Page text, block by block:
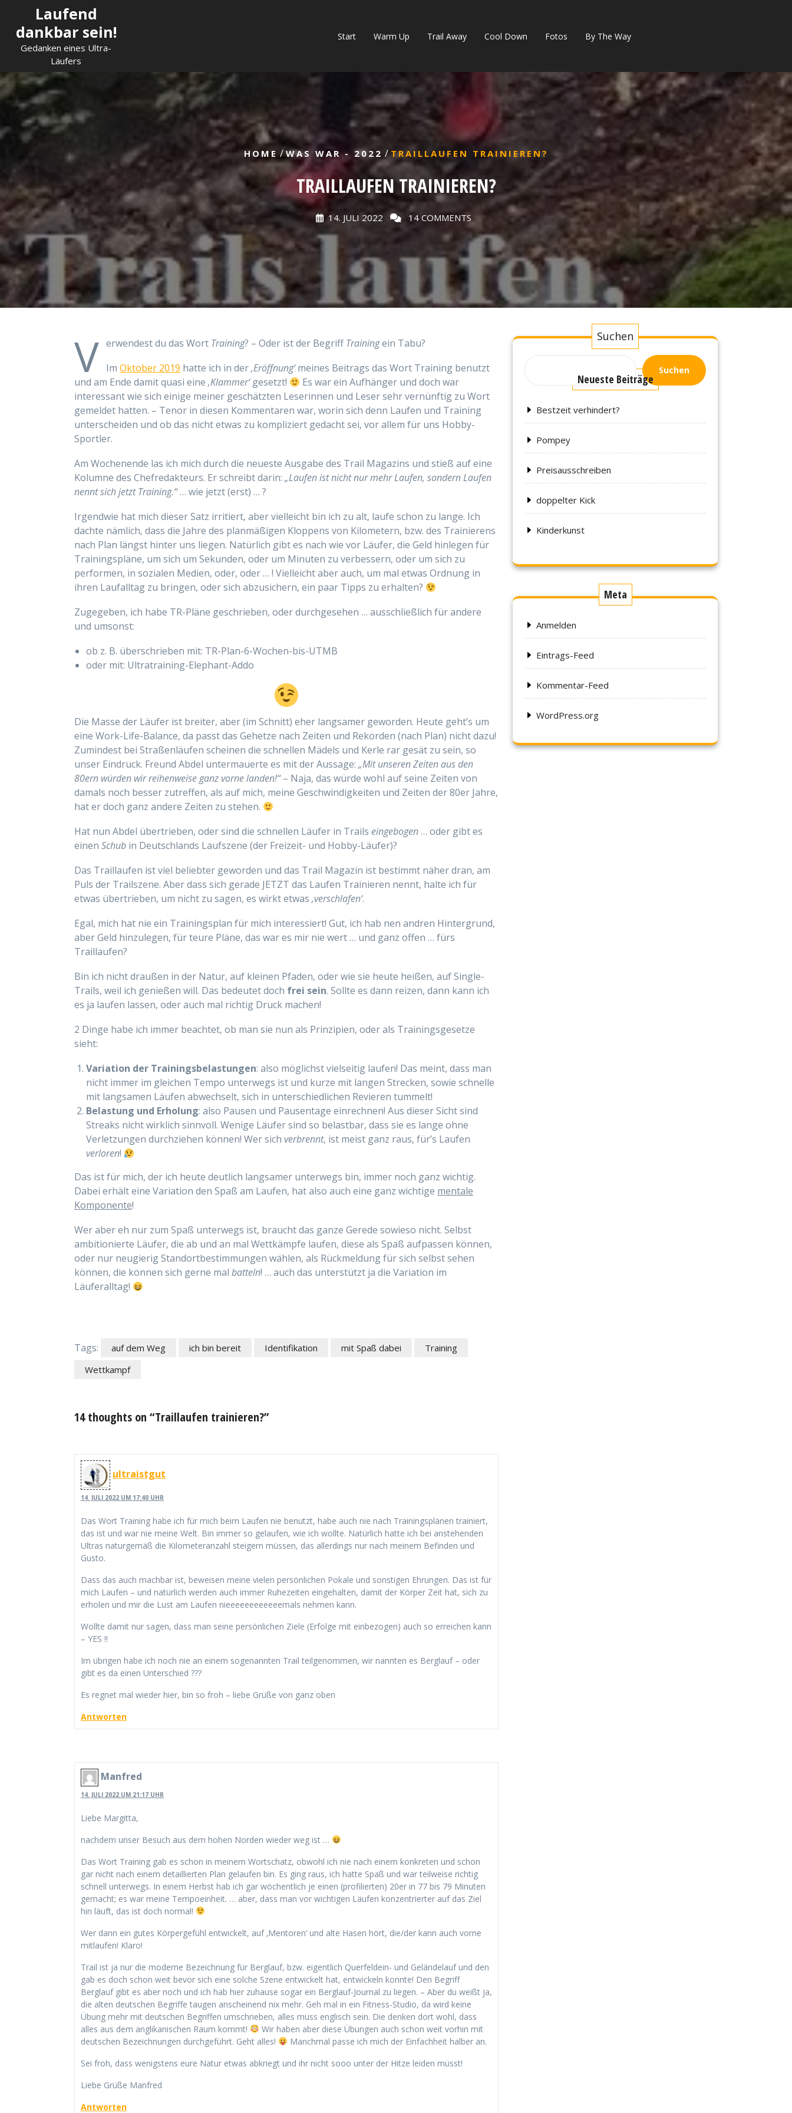
content
Laufend
dankbar sein!
Gedanken eines Ultra-
Läufers
Start Warm Up Trail Away Cool Down Fotos By The Way
HOME /WAS WAR - 2022 /TRAILLAUFEN TRAINIEREN?
TRAILLAUFEN TRAINIEREN?
14. JULI 2022 14 COMMENTS
V erwendest du das Wort Training? – Oder ist der BegriffTrainingein Tabu?
Im Oktober 2019 hatte ich in der‚Eröffnung‘meines Beitrags das Wort Training benutzt
und am Ende damit quasi eine ‚Klammer‘gesetzt!
Es war ein Aufhänger und doch war
interessant wie sich einige meiner geschätzten Leserinnen und Leser sehr vernünftig zu Wort
gemeldet hatten. – Tenor in diesen Kommentaren war, worin sich denn Laufen und Training
unterscheiden und ob das nicht etwas zu kompliziert gedacht sei, vor allem für uns Hobby-
Sportler.
Am Wochenende las ich mich durch die neueste Ausgabe des Trail Magazins und stieß auf eine
Kolumne des Chefredakteurs. Er schreibt darin: „Laufen ist nicht nur mehr Laufen, sondern Laufen
nennt sich jetzt Training.“… wie jetzt (erst) … ?
Irgendwie hat mich dieser Satz irritiert, aber vielleicht bin ich zu alt, laufe schon zu lange. Ich
dachte nämlich, dass die Jahre des planmäßigen Kloppens von Kilometern, bzw. des Trainierens
nach Plan längst hinter uns liegen. Natürlich gibt es nach wie vor Läufer, die Geld hinlegen für
Trainingspläne, um sich um Sekunden, oder um Minuten zu verbessern, oder um sich zu
performen, in sozialen Medien, oder, oder … ! Vielleicht aber auch, um mal etwas Ordnung in
ihren Laufalltag zu bringen, oder sich abzusichern, ein paar Tipps zu erhalten?
Zugegeben, ich habe TR-Pläne geschrieben, oder durchgesehen … ausschließlich für andere
und umsonst:
ob z. B. überschrieben mit: TR-Plan-6-Wochen-bis-UTMB
oder mit: Ultratraining-Elephant-Addo
Die Masse der Läufer ist breiter, aber (im Schnitt) eher langsamer geworden. Heute geht’s um
eine Work-Life-Balance, da passt das Gehetze nach Zeiten und Rekorden (nach Plan) nicht dazu!
Zumindest bei Straßenläufen scheinen die schnellen Mädels und Kerle rar gesät zu sein, so
unser Eindruck. Freund Abdel untermauerte es mit der Aussage: „Mit unseren Zeiten aus den
80ern würden wir reihenweise ganz vorne landen!“– Naja, das würde wohl auf seine Zeiten von
damals noch besser zutreffen, als auf mich, meine Geschwindigkeiten und Zeiten der 80er Jahre,
hat er doch ganz andere Zeiten zu stehen.
Hat nun Abdel übertrieben, oder sind die schnellen Läufer in Trails eingebogen… oder gibt es
einen Schub in Deutschlands Laufszene (der Freizeit- und Hobby-Läufer)?
Das Traillaufen ist viel beliebter geworden und das Trail Magazin ist bestimmt näher dran, am
Puls der Trailszene. Aber dass sich gerade JETZT das Laufen Trainieren nennt, halte ich für
etwas übertrieben, um nicht zu sagen, es wirkt etwas ‚verschlafen‘.
Egal, mich hat nie ein Trainingsplan für mich interessiert! Gut, ich hab nen andren Hintergrund,
aber Geld hinzulegen, für teure Pläne, das war es mir nie wert … und ganz offen … fürs
Traillaufen?
Bin ich nicht draußen in der Natur, auf kleinen Pfaden, oder wie sie heute heißen, auf Single-
Trails, weil ich genießen will. Das bedeutet doch frei sein. Sollte es dann reizen, dann kann ich
es ja laufen lassen, oder auch mal richtig Druck machen!
2 Dinge habe ich immer beachtet, ob man sie nun als Prinzipien, oder als Trainingsgesetze
sieht:
Variation der Trainingsbelastungen: also möglichst vielseitig laufen! Das meint, dass man
nicht immer im gleichen Tempo unterwegs ist und kurze mit langen Strecken, sowie schnelle
mit langsamen Läufen abwechselt, sich in unterschiedlichen Revieren tummelt!
Belastung und Erholung: also Pausen und Pausentage einrechnen! Aus dieser Sicht sind
Streaks nicht wirklich sinnvoll. Wenige Läufer sind so belastbar, dass sie es lange ohne
Verletzungen durchziehen können! Wer sich verbrennt, ist meist ganz raus, für’s Laufen
verloren!
Das ist für mich, der ich heute deutlich langsamer unterwegs bin, immer noch ganz wichtig.
Dabei erhält eine Variation den Spaß am Laufen, hat also auch eine ganz wichtige mentale
Komponente!
Wer aber eh nur zum Spaß unterwegs ist, braucht das ganze Gerede sowieso nicht. Selbst
ambitionierte Läufer, die ab und an mal Wettkämpfe laufen, diese als Spaß aufpassen können,
oder nur neugierig Standortbestimmungen wählen, als Rückmeldung für sich selbst sehen
können, die können sich gerne mal batteln! … auch das unterstützt ja die Variation im
Läuferalltag!
Tags: auf dem Weg ich bin bereit Identifikation mit Spaß dabei
Training
Wettkampf
14 thoughts on “Traillaufen trainieren?”
ultraistgut
14. JULI 2022 UM 17:40 UHR
Das Wort Training habe ich für mich beim Laufen nie benutzt, habe auch nie nach Trainingsplänen trainiert,
das ist und war nie meine Welt. Bin immer so gelaufen, wie ich wollte. Natürlich hatte ich bei anstehenden
Ultras naturgemäß die Kilometeranzahl steigern müssen, das allerdings nur nach meinem Befinden und
Gusto.
Dass das auch machbar ist, beweisen meine vielen persönlichen Pokale und sonstigen Ehrungen. Das ist für
mich Laufen – und natürlich werden auch immer Ruhezeiten eingehalten, damit der Körper Zeit hat, sich zu
erholen und mir die Lust am Laufen nieeeeeeeeeeeemals nehmen kann.
Wollte damit nur sagen, dass man seine persönlichen Ziele (Erfolge mit einbezogen) auch so erreichen kann
– YES !!
Im übrigen habe ich noch nie an einem sogenannten Trail teilgenommen, wir nannten es Berglauf – oder
gibt es da einen Unterschied ???
Es regnet mal wieder hier, bin so froh – liebe Grüße von ganz oben
Antworten
Manfred
14. JULI 2022 UM 21:17 UHR
Liebe Margitta,
nachdem unser Besuch aus dem hohen Norden wieder weg ist …
Das Wort Training gab es schon in meinem Wortschatz, obwohl ich nie nach einem konkreten und schon
gar nicht nach einem detaillierten Plan gelaufen bin. Es ging raus, ich hatte Spaß und war teilweise richtig
schnell unterwegs. In einem Herbst hab ich gar wöchentlich je einen (profilierten) 20er in 77 bis 79 Minuten
gemacht; es war meine Tempoeinheit. … aber, dass man vor wichtigen Läufen konzentrierter auf das Ziel
hin läuft, das ist doch normal!
Wer dann ein gutes Körpergefühl entwickelt, auf ‚Mentoren‘ und alte Hasen hört, die/der kann auch vorne
mitlaufen! Klaro!
Trail ist ja nur die moderne Bezeichnung für Berglauf, bzw. eigentlich Querfeldein- und Geländelauf und den
gab es doch schon weit bevor sich eine solche Szene entwickelt hat, entwickeln konnte! Den Begriff
Berglauf gibt es aber noch und ich hab hier zuhause sogar ein Berglauf-Journal zu liegen. – Aber du weißt ja,
die alten deutschen Begriffe taugen anscheinend nix mehr. Geh mal in ein Fitness-Studio, da wird keine
Übung mehr mit deutschen Begriffen umschrieben, alles muss englisch sein. Die denken dort wohl, dass
alles aus dem anglikanischen Raum kommt!
Wir haben aber diese Übungen auch schon weit vorhin mit
deutschen Bezeichnungen durchgeführt. Geht alles!
Manchmal passe ich mich der Einfachheit halber an.
Sei froh, dass wenigstens eure Natur etwas abkriegt und ihr nicht sooo unter der Hitze leiden müsst!
Liebe Grüße Manfred
Antworten
Suchen
Suchen
Neueste Beiträge
Bestzeit verhindert?
Pompey
Preisausschreiben
doppelter Kick
Kinderkunst
Meta
Anmelden
Eintrags-Feed
Kommentar-Feed
WordPress.org